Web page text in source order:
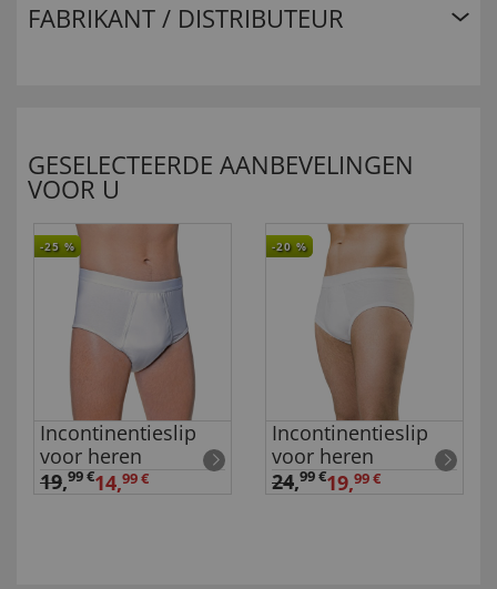
FABRIKANT / DISTRIBUTEUR
GESELECTEERDE AANBEVELINGEN
VOOR U
-25 %
Incontinentieslip
voor heren
19,99 €14,99 €
-20 %
Incontinentieslip
voor heren
24,99 €19,99 €